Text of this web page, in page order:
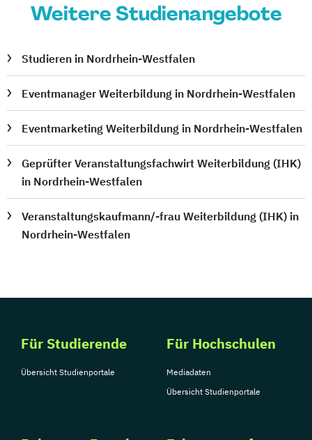
Weitere Studienangebote
Studieren in Nordrhein-Westfalen
Eventmanager Weiterbildung in Nordrhein-Westfalen
Eventmarketing Weiterbildung in Nordrhein-Westfalen
Geprüfter Veranstaltungsfachwirt Weiterbildung (IHK)
in Nordrhein-Westfalen
Veranstaltungskaufmann/-frau Weiterbildung (IHK) in
Nordrhein-Westfalen
Für Studierende
Übersicht Studienportale
Für Hochschulen
Mediadaten
Übersicht Studienportale